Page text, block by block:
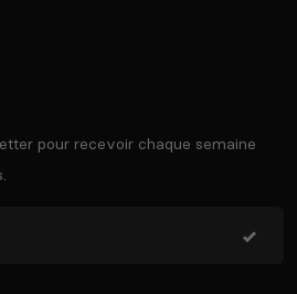
pour recevoir chaque semaine